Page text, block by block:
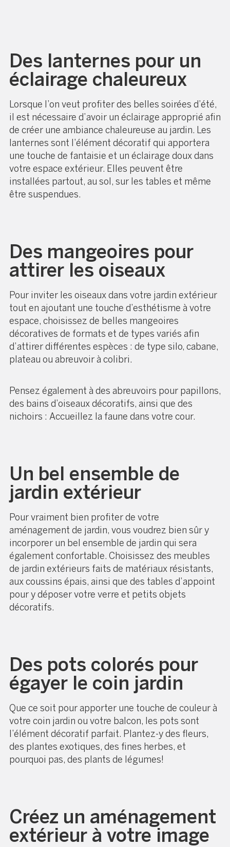
Des lanternes pour un
éclairage chaleureux
Lorsque l’on veut profiter des belles soirées d’été,
il est nécessaire d’avoir un éclairage approprié afin
de créer une ambiance chaleureuse au jardin. Les
lanternes sont l’élément décoratif qui apportera
une touche de fantaisie et un éclairage doux dans
votre espace extérieur. Elles peuvent être
installées partout, au sol, sur les tables et même
être suspendues.
Des mangeoires pour
attirer les oiseaux
Pour inviter les oiseaux dans votre jardin extérieur
tout en ajoutant une touche d’esthétisme à votre
espace, choisissez de belles mangeoires
décoratives de formats et de types variés afin
d’attirer différentes espèces : de type silo, cabane,
plateau ou abreuvoir à colibri.
Pensez également à des abreuvoirs pour papillons,
des bains d’oiseaux décoratifs, ainsi que des
nichoirs : Accueillez la faune dans votre cour.
Un bel ensemble de
jardin extérieur
Pour vraiment bien profiter de votre
aménagement de jardin, vous voudrez bien sûr y
incorporer un bel ensemble de jardin qui sera
également confortable. Choisissez des meubles
de jardin extérieurs faits de matériaux résistants,
aux coussins épais, ainsi que des tables d’appoint
pour y déposer votre verre et petits objets
décoratifs.
Des pots colorés pour
égayer le coin jardin
Que ce soit pour apporter une touche de couleur à
votre coin jardin ou votre balcon, les pots sont
l’élément décoratif parfait. Plantez-y des fleurs,
des plantes exotiques, des fines herbes, et
pourquoi pas, des plants de légumes!
Créez un aménagement
extérieur à votre image